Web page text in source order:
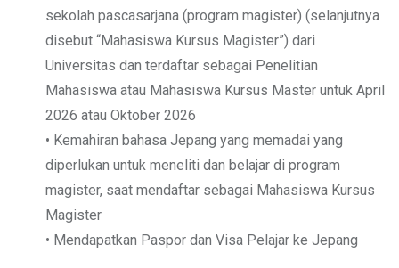
sekolah pascasarjana (program magister) (selanjutnya
disebut “Mahasiswa Kursus Magister”) dari
Universitas dan terdaftar sebagai Penelitian
Mahasiswa atau Mahasiswa Kursus Master untuk April
2026 atau Oktober 2026
• Kemahiran bahasa Jepang yang memadai yang
diperlukan untuk meneliti dan belajar di program
magister, saat mendaftar sebagai Mahasiswa Kursus
Magister
• Mendapatkan Paspor dan Visa Pelajar ke Jepang